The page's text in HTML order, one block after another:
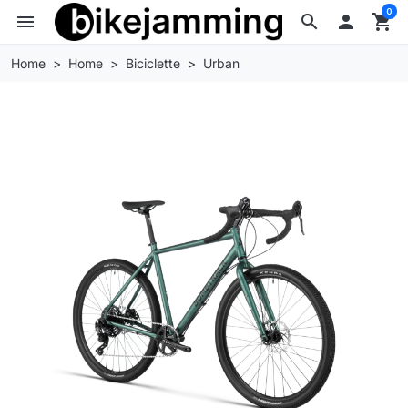
search
menu  shopping_cart
0
Home Home Biciclette Urban